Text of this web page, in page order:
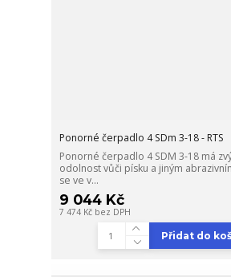
Ponorné čerpadlo 4 SDm 3-18 - RTS
Ponorné čerpadlo 4 SDM 3-18 má
odolnost vůči písku a jiným
se ve v...
9 044 Kč
7 474 Kč bez DPH
Přidat do